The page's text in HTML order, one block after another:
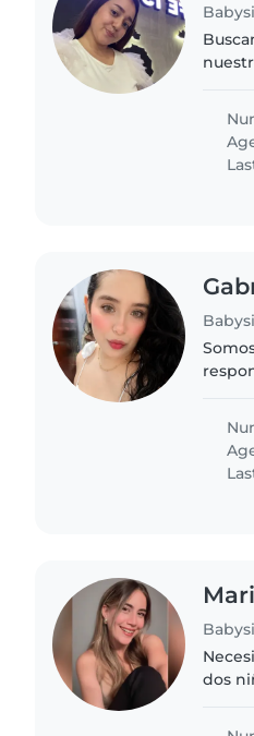
del
dos